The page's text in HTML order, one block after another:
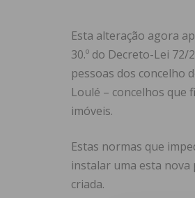
Esta alteração agora
30.º do Decreto-Lei
pessoas dos concelho
Loulé – concelhos que
imóveis.
Estas normas que
instalar uma esta
criada.